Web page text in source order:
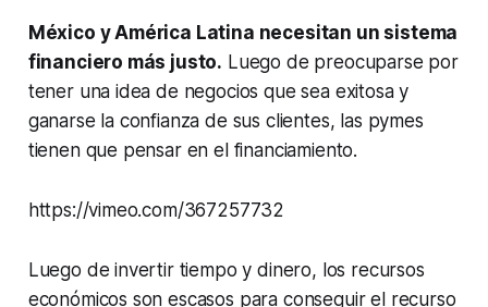
México y América Latina necesitan un sistema
financiero más justo. Luego de preocuparse por
tener una idea de negocios que sea exitosa y
ganarse la confianza de sus clientes, las pymes
tienen que pensar en el financiamiento.
https://vimeo.com/367257732
Luego de invertir tiempo y dinero, los recursos
económicos son escasos para conseguir el recurso